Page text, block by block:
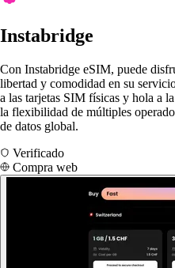
Instabridge
Con Instabridge eSIM, puede
libertad y comodidad en su
a las tarjetas SIM físicas y hola a
la flexibilidad de múltiples
de datos global.
Verificado
Compra web